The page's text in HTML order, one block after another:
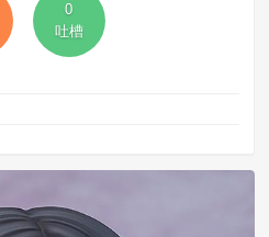
0
吐槽